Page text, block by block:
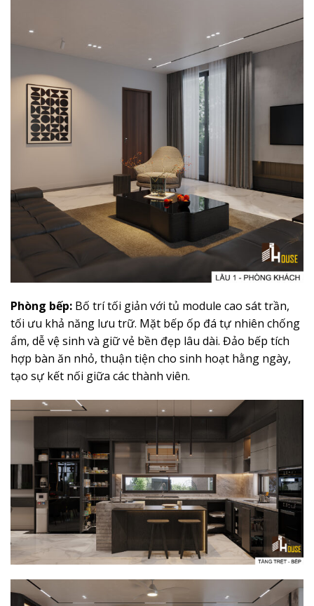
Phòng bếp: Bố trí tối giản với tủ module cao sát trần,
tối ưu khả năng lưu trữ. Mặt bếp ốp đá tự nhiên chống
ẩm, dễ vệ sinh và giữ vẻ bền đẹp lâu dài. Đảo bếp tích
hợp bàn ăn nhỏ, thuận tiện cho sinh hoạt hằng ngày,
tạo sự kết nối giữa các thành viên.